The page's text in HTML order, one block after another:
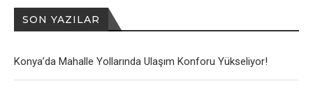
SON YAZILAR
Konya’da Mahalle Yollarında Ulaşım Konforu Yükseliyor!